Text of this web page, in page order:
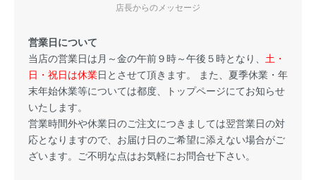
店長からのメッセージ
営業日について
当店の営業日は月～金の午前９時～午後５時となり、 土・
日・祝日は休業日とさせて頂きます。 また、夏季休業・年
末年始休業等については都度、トップページにてお知らせ
いたします。
営業時間外や休業日のご注文につきましては翌営業日の対
応となりますので、お届け日のご希望に添えない場合がご
ざいます。ご不明な点はお気軽にお問合せ下さい。